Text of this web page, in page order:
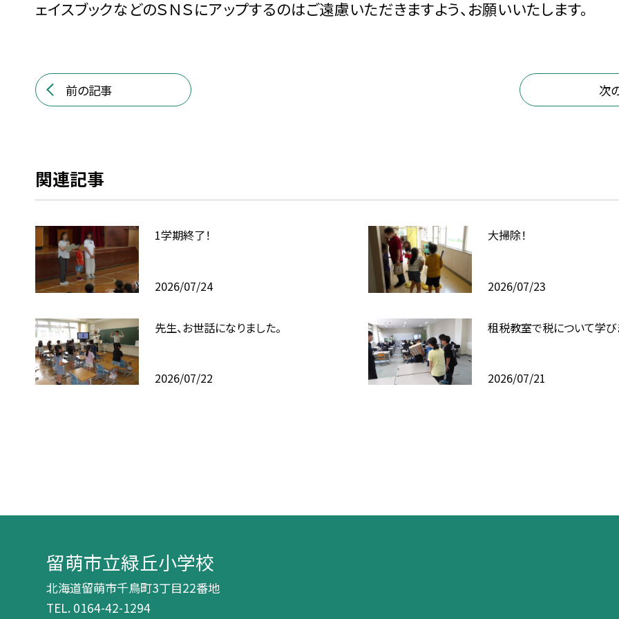
ェイスブックなどのＳＮＳにアップするのはご遠慮いただきますよう、お願いいたします。
前の記事 次
関連記事
1学期終了！
2026/07/24
大掃除！
2026/07/23
先生、お世話になりました。
2026/07/22
租税教室で税について学び
2026/07/21
留萌市立緑丘小学校
北海道留萌市千鳥町3丁目22番地
TEL. 0164-42-1294